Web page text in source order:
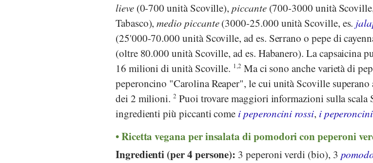
lieve(0-700 unità Scoville), piccante(700-3000 unità Scoville,
Tabasco),medio piccante(3000-25.000 unità Scoville, es.
(25'000-70.000 unità Scoville, ad es. Serrano o pepe di
(oltre 80.000 unità Scoville, ad es. Habanero). La capsaicina
16 milioni di unità Scoville. 1,2 Ma ci sono anche varietà di
peperoncino "Carolina Reaper", le cui unità Scoville
dei 2 milioni.2 Puoi trovare maggiori informazioni sulla scala
ingredienti più piccanti come i peperoncini rossi, i
Ricetta vegana per insalata di pomodori con peperoni
Ingredienti (per 4 persone): 3 peperoni verdi (bio), 3